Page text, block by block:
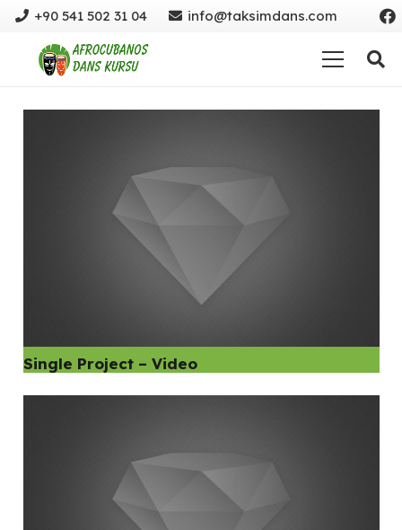
+90 541 502 31 04 info@taksimdans.com
Single Project – Video